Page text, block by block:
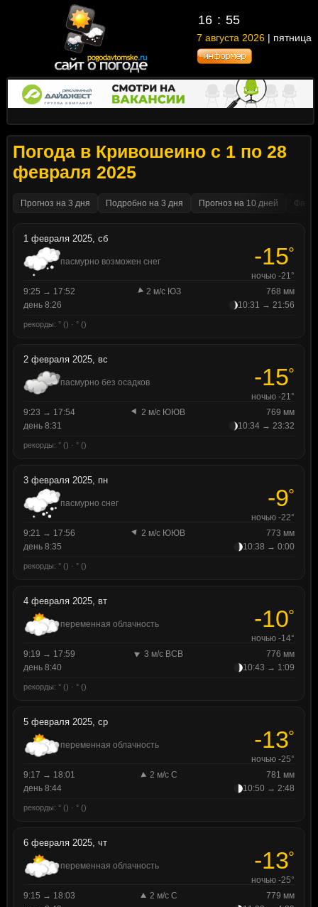
16 55
7 августа 2026 | пятница
Погода в Кривошеино с 1 по 28
февраля 2025
Прогноз на 3 дня Подробно на 3 дня Прогноз на 10 дней
1 февраля 2025, сб
пасмурно возможен снег -15°
ночью -21°
9:25 → 17:52
2 м/с ЮЗ
768 мм
день 8:26
10:31 → 21:56
рекорды: ° () · ° ()
2 февраля 2025, вс
пасмурно без осадков -15°
ночью -21°
9:23 → 17:54
2 м/с ЮЮВ
769 мм
день 8:31
10:34 → 23:32
рекорды: ° () · ° ()
3 февраля 2025, пн
пасмурно снег -9°
ночью -22°
9:21 → 17:56
2 м/с ЮЮВ
773 мм
день 8:35
10:38 → 0:00
рекорды: ° () · ° ()
4 февраля 2025, вт
переменная облачность -10°
ночью -14°
9:19 → 17:59
3 м/с ВСВ
776 мм
день 8:40
10:43 → 1:09
рекорды: ° () · ° ()
5 февраля 2025, ср
переменная облачность -13°
ночью -25°
9:17 → 18:01
2 м/с С
781 мм
день 8:44
10:50 → 2:48
рекорды: ° () · ° ()
6 февраля 2025, чт
переменная облачность -13°
ночью -25°
9:15 → 18:03
2 м/с С
779 мм